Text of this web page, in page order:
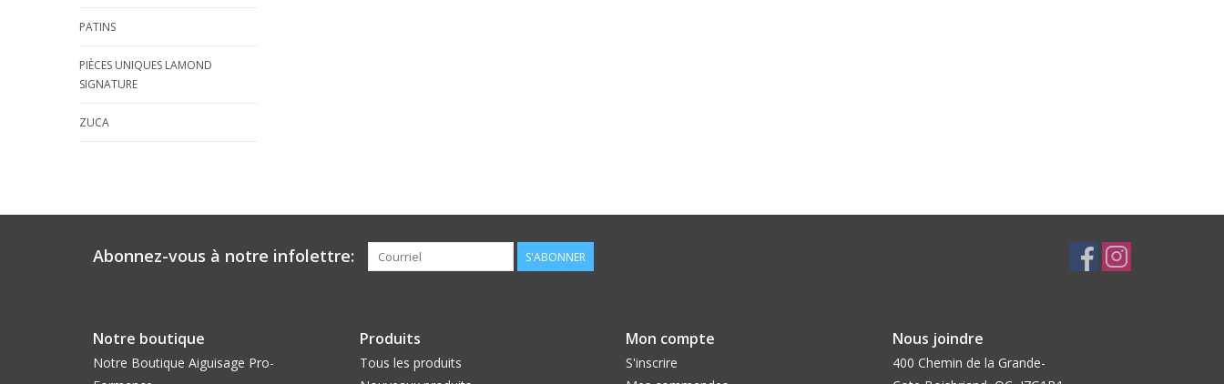
PATINS
PIÈCES UNIQUES LAMOND
SIGNATURE
ZUCA
Abonnez-vous à notre infolettre: S'ABONNER
Notre boutique
Notre Boutique Aiguisage Pro-
Produits
Tous les produits
Mon compte
S'inscrire
Nous joindre
400 Chemin de la Grande-